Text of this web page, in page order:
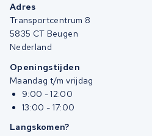
Adres
Transportcentrum 8
5835 CT Beugen
Nederland
Openingstijden
Maandag t/m vrijdag
9:00 - 12:00
13:00 - 17:00
Langskomen?